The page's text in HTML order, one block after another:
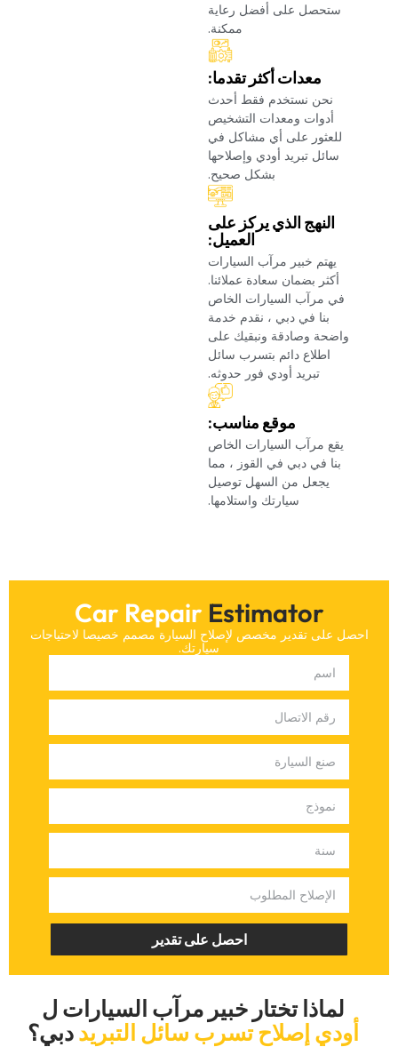
ستحصل على أفضل رعاية
ممكنة.‏
‏معدات أكثر تقدما:‏
‏نحن نستخدم فقط أحدث
أدوات ومعدات التشخيص
للعثور على أي مشاكل في
سائل تبريد أودي وإصلاحها
بشكل صحيح.‏
‏النهج الذي يركز على
العميل:‏
‏يهتم خبير مرآب السيارات
أكثر بضمان سعادة عملائنا.
في مرآب السيارات الخاص
بنا في دبي ، نقدم خدمة
واضحة وصادقة ونبقيك على
اطلاع دائم بتسرب سائل
تبريد أودي فور حدوثه.‏
‏موقع مناسب:‏
‏يقع مرآب السيارات الخاص
بنا في دبي في القوز ، مما
يجعل من السهل توصيل
سيارتك واستلامها.‏
‏لماذا تختار خبير مرآب السيارات ل‏
‏أودي إصلاح تسرب سائل التبريد‏‏دبي؟‏
Car Repair Estimator
‏احصل على تقدير مخصص لإصلاح السيارة مصمم خصيصا لاحتياجات
سيارتك.‏
‏احصل على تقدير‏